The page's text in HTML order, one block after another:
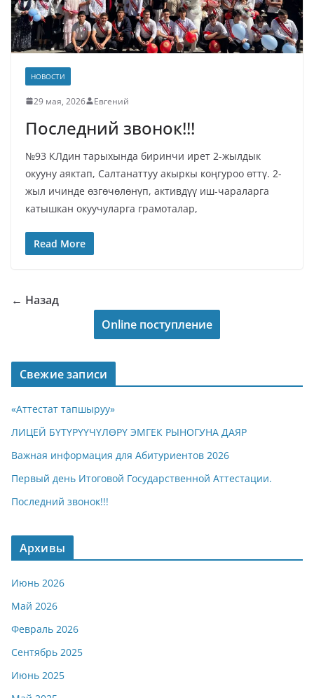
НОВОСТИ
29 мая, 2026 Евгений
Последний звонок!!!
№93 КЛдин тарыхында биринчи ирет 2-жылдык
окууну аяктап, Салтанаттуу акыркы коңгуроо өттү. 2-
жыл ичинде өзгөчөлөнүп, активдүү иш-чараларга
катышкан окуучуларга грамоталар,
Read More
← Назад
Online поступление
Свежие записи
«Аттестат тапшыруу»
ЛИЦЕЙ БҮТҮРҮҮЧҮЛӨРҮ ЭМГЕК РЫНОГУНА ДАЯР
Важная информация для Абитуриентов 2026
Первый день Итоговой Государственной Аттестации.
Последний звонок!!!
Архивы
Июнь 2026
Май 2026
Февраль 2026
Сентябрь 2025
Июнь 2025